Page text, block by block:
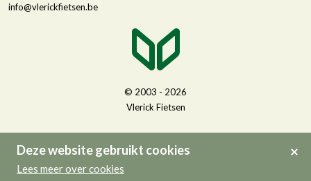
Deze website gebruikt cookies
Lees meer over cookies
info@vlerickfietsen.be
© 2003 - 2026
Vlerick Fietsen